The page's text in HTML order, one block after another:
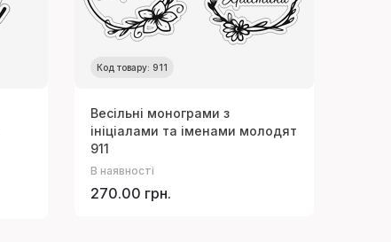
Код товару: 911
Весільні монограми з
ініціалами та іменами молодят
911
В наявності
270.00 грн.